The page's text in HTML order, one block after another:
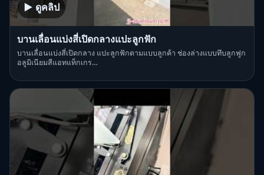
▶ ดูคลิป
บานเลื่อนแบ่งสี่เปิดกลางแปะลูกฟัก
บานเลื่อนแบ่งสี่เปิดกลาง แปะลูกฟักตามแบบลูกค้า ช่องล่างแบบทึบลูกฟูก
อลูมิเนียมสีแอทแท็กเกร…